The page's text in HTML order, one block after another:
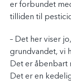
er forbundet
tilliden til
– Det her viser
grundvandet, vi
Det er åbenbart
Det er en